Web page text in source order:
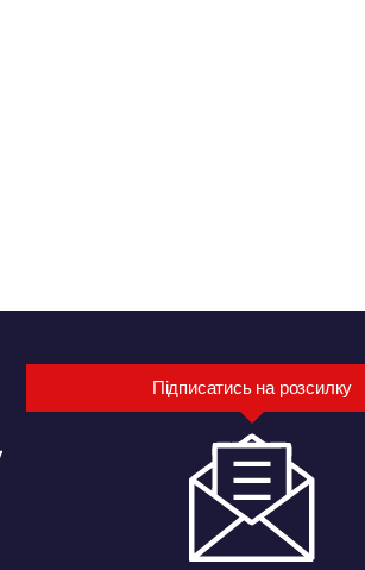
Підписатись на розсилку